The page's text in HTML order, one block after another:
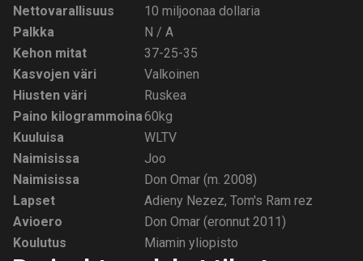
Nettovarallisuus
10 miljoonaa dollaria
Palkka
N / A
Kehon mitat
37-25-35
Kasvojen väri
Valkoinen
Hiusten väri
Ruskea
Paino kilogrammoina60kg
Kuuluisa
WLTV
Naimisissa
Joo
Naimisissa
Don Omar (m. 2008)
Lapset
Adieny Nezez, Tom's Ram rez
Avioero
Don Omar (eronnut 2011)
Koulutus
Miamin yliopisto